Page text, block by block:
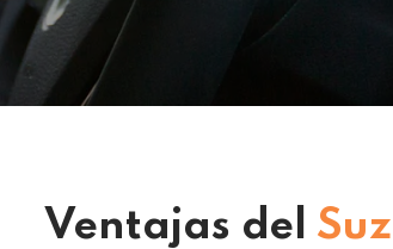
Ventajas del